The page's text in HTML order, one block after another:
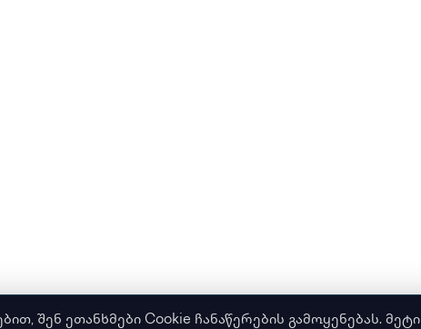
შენ ეთანხმები Cookie ჩანაწერების გამოყენებას. მეტი